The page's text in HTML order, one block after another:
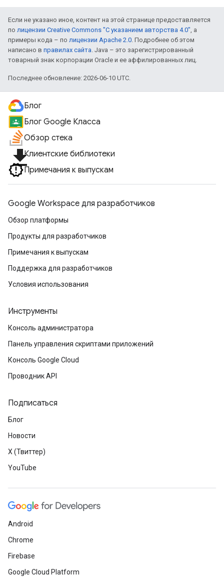
Если не указано иное, контент на этой странице предоставляется
по лицензии Creative Commons "С указанием авторства 4.0", а
примеры кода – по лицензии Apache 2.0. Подробнее об этом
написано в правилах сайта. Java – это зарегистрированный
товарный знак корпорации Oracle и ее аффилированных лиц.
Последнее обновление: 2026-06-10 UTC.
Блог
Блог Google Класса
Обзор стека
file_downloadКлиентские библиотеки
Примечания к выпускам
Google Workspace для разработчиков
Обзор платформы
Продукты для разработчиков
Примечания к выпускам
Поддержка для разработчиков
Условия использования
Инструменты
Консоль администратора
Панель управления скриптами приложений
Консоль Google Cloud
Проводник API
Подписаться
Блог
Новости
X (Твиттер)
YouTube
Android
Chrome
Firebase
Google Cloud Platform